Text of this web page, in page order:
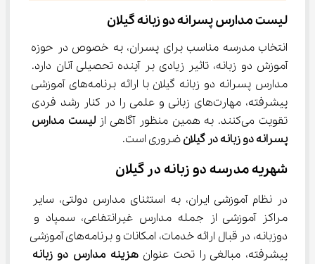
لیست مدارس پسرانه دو زبانه گیلان
انتخاب مدرسه مناسب برای پسران، به خصوص در حوزه
آموزش دو زبانه، تاثیر زیادی بر آینده تحصیلی آنان دارد.
مدارس پسرانه دو زبانه گیلان با ارائه برنامه‌های آموزشی
پیشرفته، مهارت‌های زبانی و علمی را در کنار رشد فردی
تقویت می‌کنند. به همین منظور آگاهی از
لیست مدارس
پسرانه دو زبانه در گیلان ضروری است.
شهریه مدرسه دو زبانه در گیلان
در نظام آموزشی ایران، به استثنای مدارس دولتی، سایر
مراکز آموزشی از جمله مدارس غیرانتفاعی، سمپاد و
دوزبانه، در قبال ارائه خدمات، امکانات و برنامه‌های آموزشی
پیشرفته، مبالغی را تحت عنوان هزینه مدارس دو زبانه